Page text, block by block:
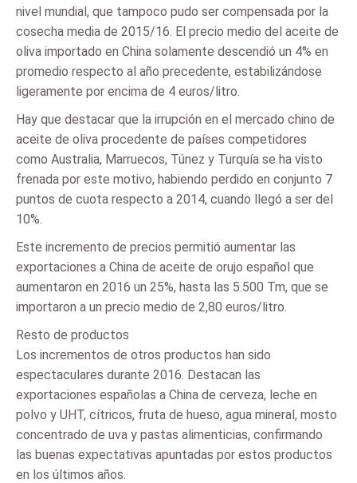
nivel mundial, que tampoco pudo ser compensada por la
cosecha media de 2015/16. El precio medio del aceite de
oliva importado en China solamente descendió un 4% en
promedio respecto al año precedente, estabilizándose
ligeramente por encima de 4 euros/litro.
Hay que destacar que la irrupción en el mercado chino de
aceite de oliva procedente de países competidores
como Australia, Marruecos, Túnez y Turquía se ha visto
frenada por este motivo, habiendo perdido en conjunto 7
puntos de cuota respecto a 2014, cuando llegó a ser del
10%.
Este incremento de precios permitió aumentar las
exportaciones a China de aceite de orujo español que
aumentaron en 2016 un 25%, hasta las 5.500 Tm, que se
importaron a un precio medio de 2,80 euros/litro.
Resto de productos
Los incrementos de otros productos han sido
espectaculares durante 2016. Destacan las
exportaciones españolas a China de cerveza, leche en
polvo y UHT, cítricos, fruta de hueso, agua mineral, mosto
concentrado de uva y pastas alimenticias, confirmando
las buenas expectativas apuntadas por estos productos
en los últimos años.